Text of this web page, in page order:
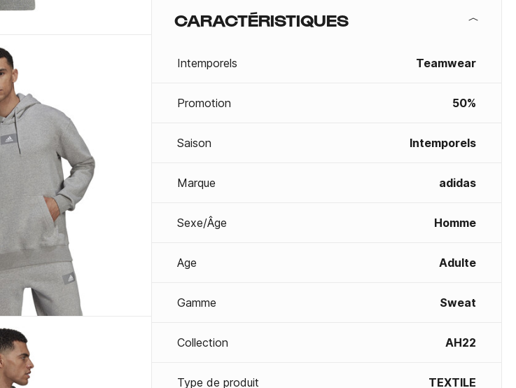
CARACTÉRISTIQUES
Intemporels Teamwear
Promotion 50%
Saison Intemporels
Marque adidas
Sexe/Âge Homme
Age Adulte
Gamme Sweat
Collection AH22
Type de produit TEXTILE